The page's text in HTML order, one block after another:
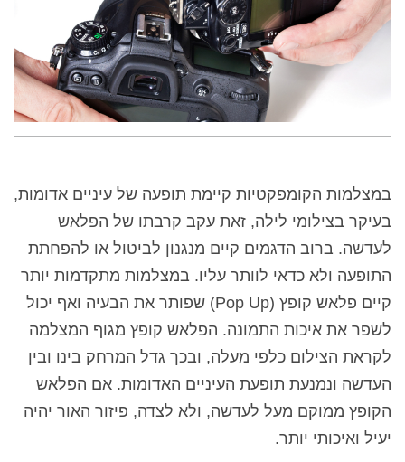
במצלמות הקומפקטיות קיימת תופעה של עיניים אדומות,
בעיקר בצילומי לילה, זאת עקב קרבתו של הפלאש
לעדשה. ברוב הדגמים קיים מנגנון לביטול או להפחתת
התופעה ולא כדאי לוותר עליו. במצלמות מתקדמות יותר
קיים פלאש קופץ (Pop Up) שפותר את הבעיה ואף יכול
לשפר את איכות התמונה. הפלאש קופץ מגוף המצלמה
לקראת הצילום כלפי מעלה, ובכך גדל המרחק בינו ובין
העדשה ונמנעת תופעת העיניים האדומות. אם הפלאש
הקופץ ממוקם מעל לעדשה, ולא לצדה, פיזור האור יהיה
יעיל ואיכותי יותר.